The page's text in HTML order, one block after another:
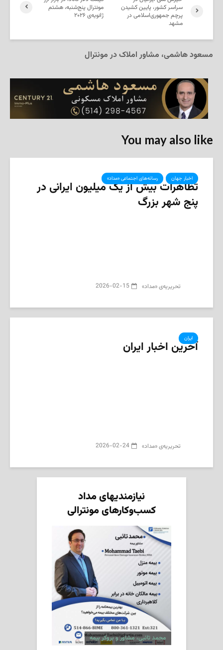
مونترال پنج‌شنبه، هشتم
ژانویه‌ی ۲۰۲۶
سراسر کشور، پایین کشیدن
پرچم جمهوری‌اسلامی در
مشهد
مسعود هاشمی، مشاور املاک در مونترال
You may also like
اخبار جهان رسانه‌های اجتماعی «مداد»
تظاهرات بیش از یک میلیون ایرانی در
پنج شهر بزرگ
تحریریه‌ی «مداد» 2026-02-15
ایران
آخرین اخبار ایران
تحریریه‌ی «مداد» 2026-02-24
نیازمندیهای مداد
کسب‌وکارهای مونترالی
محمد تائبی، مشاور و بروکر بیمه